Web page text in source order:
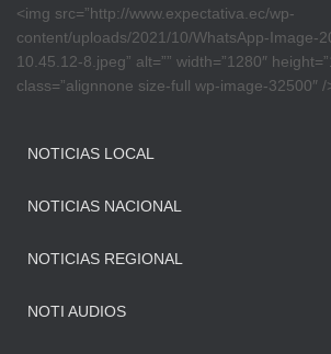
<img src=”http://www.expectativa.ec/wp-
content/uploads/2021/10/WhatsApp-Image-
10.45.12-8.jpeg” alt=”” width=”1280″
class=”alignnone size-full wp-image-32500″ /
NOTICIAS LOCAL
NOTICIAS NACIONAL
NOTICIAS REGIONAL
NOTI AUDIOS